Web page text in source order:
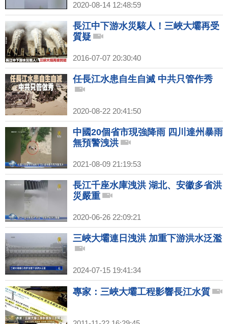
2020-08-14 12:48:59
長江中下游水災駭人！三峽大壩再受
質疑
2016-07-07 20:30:40
任長江水患自生自滅 中共只管作秀
2020-08-22 20:41:50
中國20個省市現強降雨 四川達州暴雨
無預警洩洪
2021-08-09 21:19:53
長江千座水庫洩洪 湖北、安徽多省洪
災嚴重
2020-06-26 22:09:21
三峽大壩連日洩洪 加重下游洪水泛濫
2024-07-15 19:41:34
專家：三峽大壩工程影響長江水質